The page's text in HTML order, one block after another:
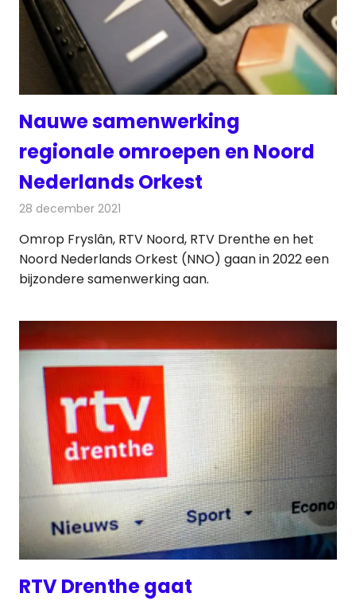
Nauwe samenwerking
regionale omroepen en Noord
Nederlands Orkest
28 december 2021
Omrop Fryslân, RTV Noord, RTV Drenthe en het
Noord Nederlands Orkest (NNO) gaan in 2022 een
bijzondere samenwerking aan.
RTV Drenthe gaat